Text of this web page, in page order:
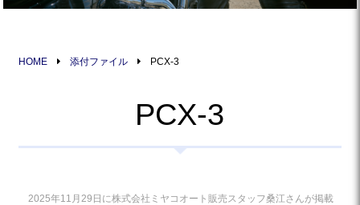
HOME 添付ファイル PCX-3
PCX-3
2025年11月29日に株式会社ミヤコオート販売スタッフ桑江さんが掲載